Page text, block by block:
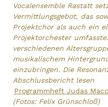
Vocalensemble Rastatt
Vermittlungsgebot, das
Projektchor als auch ein
Projektorchester
verschiedenen
musikalischem
einzubringen. Die
Abschlussbericht lesen
Programmheft Judas
(Fotos: Felix Grünschloß)